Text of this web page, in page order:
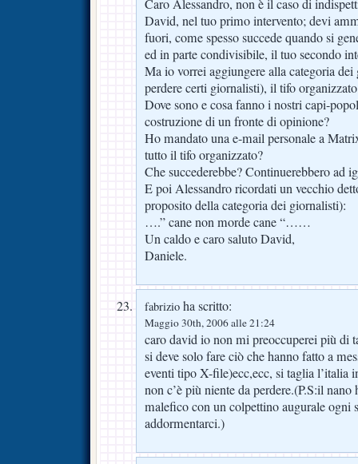
Caro Alessandro, non è il caso di
David, nel tuo primo intervento; devi
fuori, come spesso succede quando si
ed in parte condivisibile, il tuo secondo
Ma io vorrei aggiungere alla categoria dei
perdere certi giornalisti), il tifo
Dove sono e cosa fanno i nostri capi-
costruzione di un fronte di opinione?
Ho mandato una e-mail personale a
tutto il tifo organizzato?
Che succederebbe? Continuerebbero ad
E poi Alessandro ricordati un vecchio
proposito della categoria dei giornalisti):
….” cane non morde cane “……
Un caldo e caro saluto David,
Daniele.
fabrizio ha scritto:
Maggio 30th, 2006 alle 21:24
caro david io non mi preoccuperei più di
si deve solo fare ciò che hanno fatto a
eventi tipo X-file)ecc,ecc, si taglia l’italia
non c’è più niente da perdere.(P.S:il
malefico con un colpettino augurale ogni
addormentarci.)